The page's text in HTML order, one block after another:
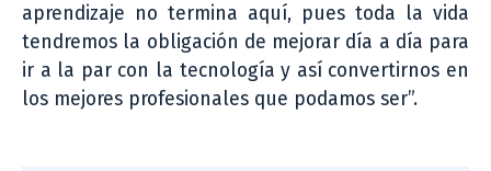
aprendizaje no termina aquí, pues toda la vida
tendremos la obligación de mejorar día a día para
ir a la par con la tecnología y así convertirnos en
los mejores profesionales que podamos ser”.